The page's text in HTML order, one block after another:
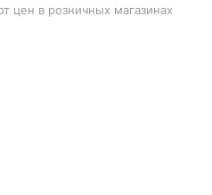
цен в розничных магазинах